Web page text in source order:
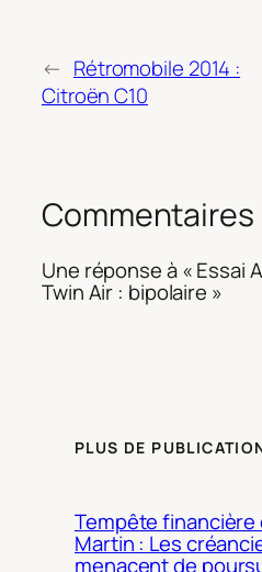
← Rétromobile 2014 :
Citroën C10
Commentaires
Une réponse à « Essai
Twin Air : bipolaire »
PLUS DE
Tempête financière
Martin : Les
menacent de